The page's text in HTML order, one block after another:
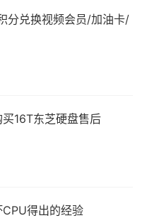
分兑换视频会员/加油卡/
16T东芝硬盘售后
得出的经验